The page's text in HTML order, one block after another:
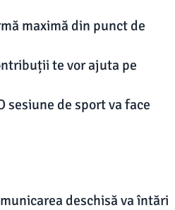
maximă din punct de
te vor ajuta pe
sesiune de sport va face
deschisă va întări